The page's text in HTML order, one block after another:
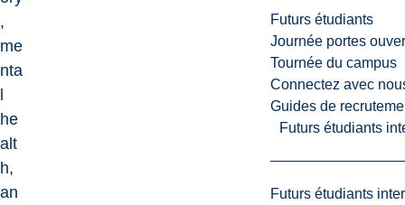
Futurs étudiants
Journée portes
Tournée du campus
Connectez avec
Guides de
Futurs étudiants
Futurs étudiants
,
me
nta
he
alt
h,
an